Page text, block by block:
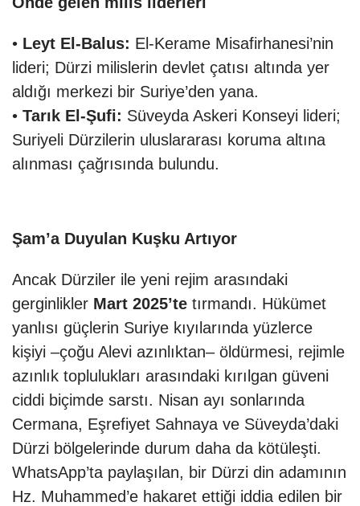
• Leyt El-Balus: El-Kerame Misafirhanesi’nin
lideri; Dürzi milislerin devlet çatısı altında yer
aldığı merkezi bir Suriye’den yana.
• Tarık El-Şufi: Süveyda Askeri Konseyi lideri;
Suriyeli Dürzilerin uluslararası koruma altına
alınması çağrısında bulundu.
Şam’a Duyulan Kuşku Artıyor
Ancak Dürziler ile yeni rejim arasındaki
gerginlikler Mart 2025’te tırmandı. Hükümet
yanlısı güçlerin Suriye kıyılarında yüzlerce
kişiyi –çoğu Alevi azınlıktan– öldürmesi, rejimle
azınlık toplulukları arasındaki kırılgan güveni
ciddi biçimde sarstı. Nisan ayı sonlarında
Cermana, Eşrefiyet Sahnaya ve Süveyda’daki
Dürzi bölgelerinde durum daha da kötüleşti.
WhatsApp’ta paylaşılan, bir Dürzi din adamının
Hz. Muhammed’e hakaret ettiği iddia edilen bir